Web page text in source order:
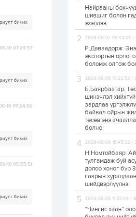
бичих
10 07:24:57
бичих
10 07:24:56
бичих
10 05:55:51
бичих
2
2
юм
2
авна
Найрааны
шившиг болон
эхэллээ
2026-08-07 09:45:04 /
Р.Даваадорж:
экспортын
боломж олгож
2026-08-06 10:32:53 /
Б.Баярбаатар:
шинэчлэл
зардлаа
байвал ойрын
төсөв энэ
болно
2026-08-06 16:45:32 /
Н.Номтойбаяр:
тулгамдаж буй
долоо хоног бүр
газрын
шийдвэрлүүлнэ
2026-08-06 11:26:43 /
“Чингис хаан”